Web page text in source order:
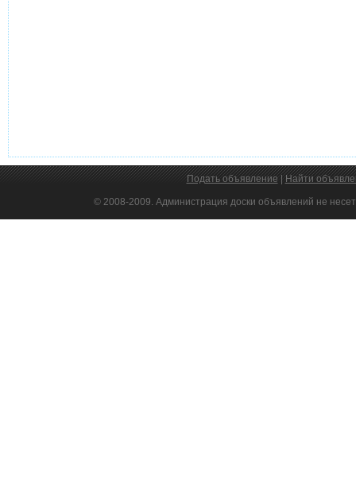
Подать объявление Найти
© 2008-2009. Администрация доски объявлений не